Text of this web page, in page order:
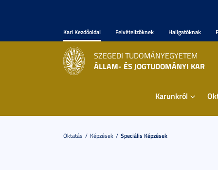
Kari Kezdőoldal Felvételizőknek Hallgatóknak
SZEGEDI TUDOMÁNYEGYETEM
ÁLLAM- ÉS JOGTUDOMÁNYI KAR
Karunkról
Oktatás Képzések Speciális Képzések